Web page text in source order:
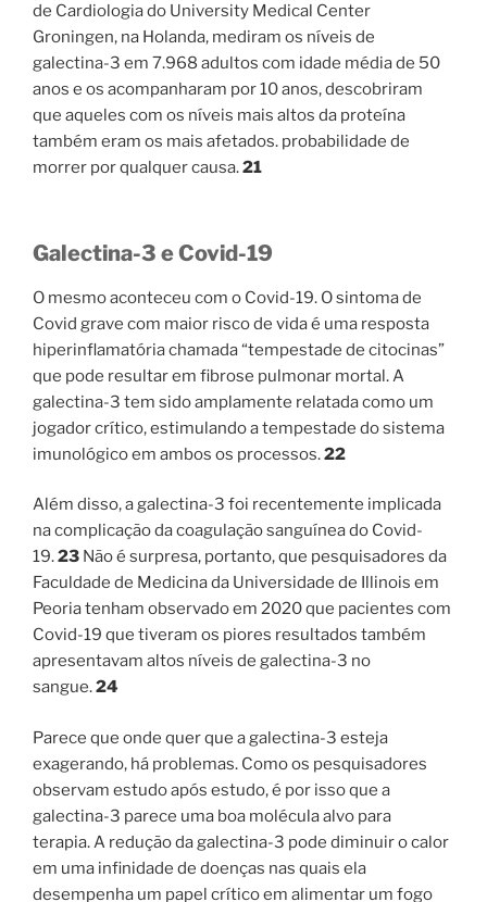
de Cardiologia do University Medical Center
Groningen, na Holanda, mediram os níveis de
galectina-3 em 7.968 adultos com idade média de 50
anos e os acompanharam por 10 anos, descobriram
que aqueles com os níveis mais altos da proteína
também eram os mais afetados. probabilidade de
morrer por qualquer causa.21
Galectina-3 e Covid-19
O mesmo aconteceu com o Covid-19. O sintoma de
Covid grave com maior risco de vida é uma resposta
hiperinflamatória chamada “tempestade de citocinas”
que pode resultar em fibrose pulmonar mortal. A
galectina-3 tem sido amplamente relatada como um
jogador crítico, estimulando a tempestade do sistema
imunológico em ambos os processos.22
Além disso, a galectina-3 foi recentemente implicada
na complicação da coagulação sanguínea do Covid-
19.23 Não é surpresa, portanto, que pesquisadores da
Faculdade de Medicina da Universidade de Illinois em
Peoria tenham observado em 2020 que pacientes com
Covid-19 que tiveram os piores resultados também
apresentavam altos níveis de galectina-3 no
sangue.24
Parece que onde quer que a galectina-3 esteja
exagerando, há problemas. Como os pesquisadores
observam estudo após estudo, é por isso que a
galectina-3 parece uma boa molécula alvo para
terapia. A redução da galectina-3 pode diminuir o calor
em uma infinidade de doenças nas quais ela
desempenha um papel crítico em alimentar um fogo